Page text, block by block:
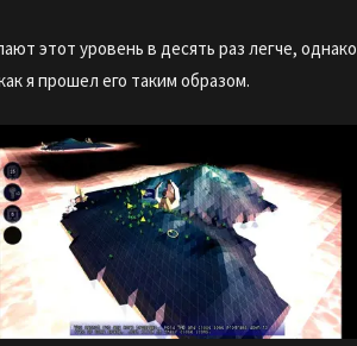
этот уровень в десять раз легче, однако
я прошел его таким образом.